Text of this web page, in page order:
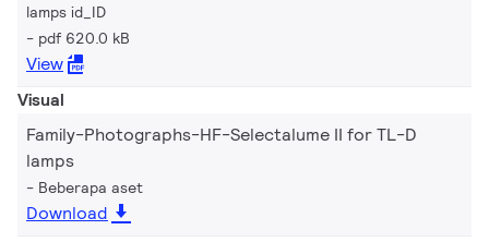
lamps id_ID
pdf 620.0 kB
View
Visual
Family-Photographs-HF-Selectalume II for TL-D
lamps
Beberapa aset
Download